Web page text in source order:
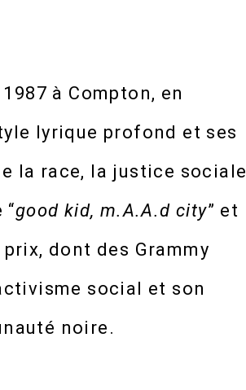
à Compton, en
lyrique profond et ses
la race, la justice sociale
good kid, m.A.A.d city” et
dont des Grammy
social et son
noire.